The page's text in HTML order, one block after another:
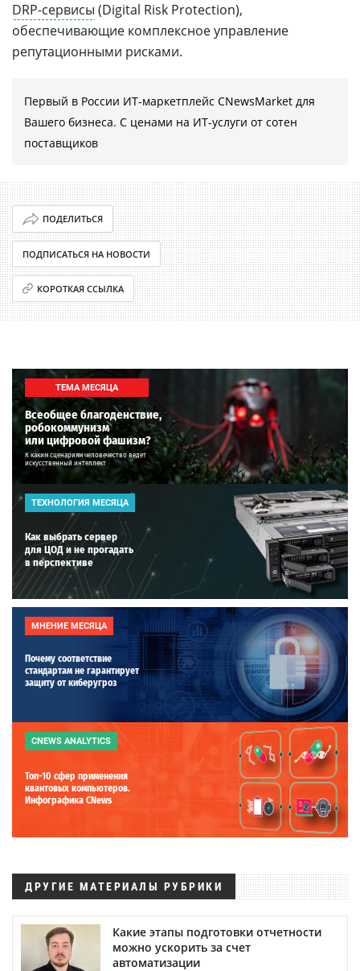
DRP-сервисы (Digital Risk Protection),
обеспечивающие комплексное управление
репутационными рисками.
Первый в России ИТ-маркетплейс CNewsMarket для
Вашего бизнеса. С ценами на ИТ-услуги от сотен
поставщиков
ПОДЕЛИТЬСЯ
ПОДПИСАТЬСЯ НА НОВОСТИ
КОРОТКАЯ ССЫЛКА
ТЕМА МЕСЯЦА
Всеобщее благоденствие,
робокоммунизм
или цифровой фашизм?
К каким сценариям человечество ведет
искусственный интеллект
ТЕХНОЛОГИЯ МЕСЯЦА
Как выбрать сервер
для ЦОД и не прогадать
в перспективе
МНЕНИЕ МЕСЯЦА
Почему соответствие
стандартам не гарантирует
защиту от киберугроз
CNEWS ANALYTICS
Топ-10 сфер применения
квантовых компьютеров.
Инфографика CNews
ДРУГИЕ МАТЕРИАЛЫ РУБРИКИ
Какие этапы подготовки отчетности
можно ускорить за счет
автоматизации